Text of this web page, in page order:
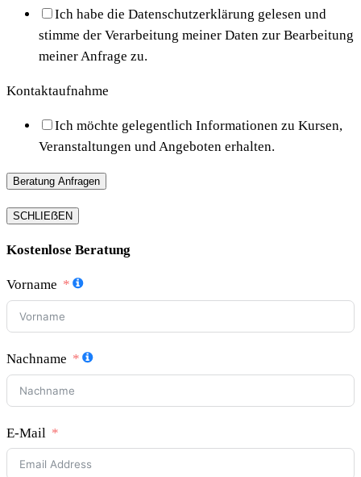
Ich habe die Datenschutzerklärung gelesen und
stimme der Verarbeitung meiner Daten zur Bearbeitung
meiner Anfrage zu.
Kontaktaufnahme
Ich möchte gelegentlich Informationen zu Kursen,
Veranstaltungen und Angeboten erhalten.
Beratung Anfragen
SCHLIEẞEN
Kostenlose Beratung
Vorname
Nachname
E-Mail